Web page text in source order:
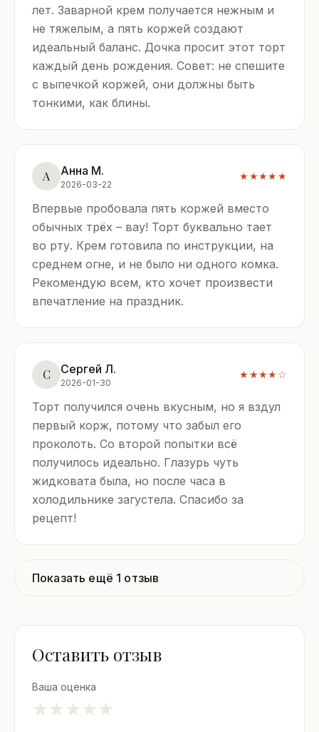
лет. Заварной крем получается нежным и
не тяжелым, а пять коржей создают
идеальный баланс. Дочка просит этот торт
каждый день рождения. Совет: не спешите
с выпечкой коржей, они должны быть
тонкими, как блины.
А Анна М.
2026-03-22
★★★★★
Впервые пробовала пять коржей вместо
обычных трёх – вау! Торт буквально тает
во рту. Крем готовила по инструкции, на
среднем огне, и не было ни одного комка.
Рекомендую всем, кто хочет произвести
впечатление на праздник.
С Сергей Л.
2026-01-30
★★★★☆
Торт получился очень вкусным, но я вздул
первый корж, потому что забыл его
проколоть. Со второй попытки всё
получилось идеально. Глазурь чуть
жидковата была, но после часа в
холодильнике загустела. Спасибо за
рецепт!
Показать ещё 1 отзыв
Оставить отзыв
Ваша оценка
★
★
★
★
★